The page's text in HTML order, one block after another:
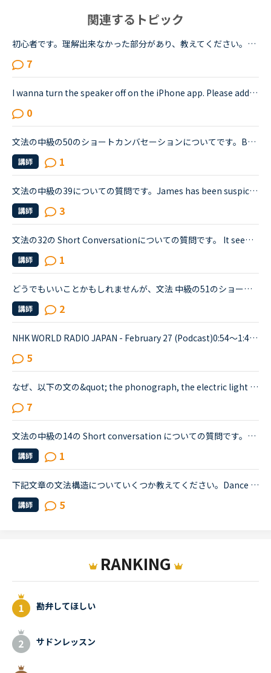
関連するトピック
初心者です。理解出来なかった部分があり、教えてください。James is asking Charlotte about Gabriella's birthday party. James When was Gabriella's birthday?Charlotte It was last weekend.James How was t...
7
I wanna turn the speaker off on the iPhone app. Please add a function to kill the speaker on the app.Very loud voice of tutors is coming from the speaker while tutors can not be hearing voice of us...
0
文法の中級の50のショートカンバセーションについてです。Benjamin's son called him at his law firm while he was busy having a meeting. Benjamin &quot;What did my son say?&quot; Secretary &quot;He sai...
講師 1
文法の中級の39についての質問です。James has been suspicious about Andrew's strange behavior lately.James「 Frankly, I don't know why you are still going to that farm. You were only going there for ...
講師 3
文法の32の Short Conversationについての質問です。 It seems like Daniel and Olivia are distracted by the street noises this evening.Olivia What's the matter? You are thinking about something, aren't...
講師 1
どうでもいいことかもしれませんが、文法 中級の51のショートカンバセーションについて質問です。Daniel came back from Ben's house in the evening.Daniel “Ben asked me how you were doing. How was your day...
講師 2
NHK WORLD RADIO JAPAN - February 27 (Podcast)0:54～1:49The Japanese government is studying additional measures to prop up the tourist industry and smaller businesses hit hard by the spread of a ne...
5
なぜ、以下の文の&quot; the phonograph, the electric light bulb, alkaline storage batteries and the motion picture camera&quot;の中の&quot;alkaline storage batteries&quot;だけが、theのつかない複数で...
7
文法の中級の14の Short conversation についての質問です。Layla and David are having a conversation about the incident.David : Have you heard about the incident that happened the other night?Layla : ...
講師 1
下記文章の文法構造についていくつか教えてください。Dance might hold some of the answers. ①That is not to suggest everyone should dance their way to work, ②however healthy and happy it might make us,...
講師 5
RANKING
勘弁してほしい
サドンレッスン